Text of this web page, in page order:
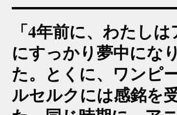
「4年前に、わたしは
にすっかり夢中にな
た。とくに、ワンピ
ルセルクには感銘を